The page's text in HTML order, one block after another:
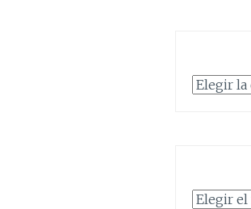
Categorías
Archivos